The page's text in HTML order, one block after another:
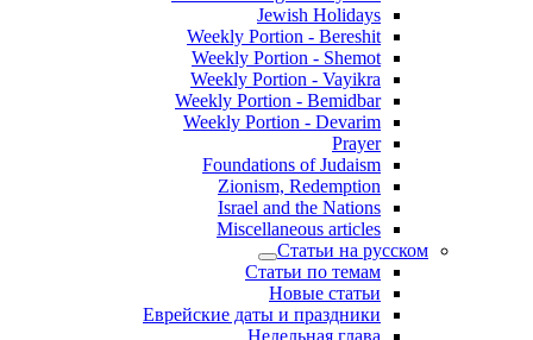
Jewish Holidays
Weekly Portion - Bereshit
Weekly Portion - Shemot
Weekly Portion - Vayikra
Weekly Portion - Bemidbar
Weekly Portion - Devarim
Prayer
Foundations of Judaism
Zionism, Redemption
Israel and the Nations
Miscellaneous articles
Статьи на русском
Статьи по темам
Новые статьи
Еврейские даты и праздники
Недельная глава